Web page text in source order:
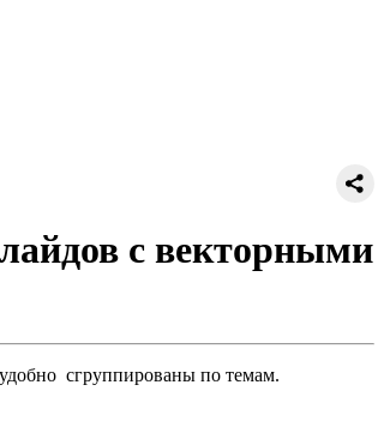
с векторными
сгруппированы по темам.